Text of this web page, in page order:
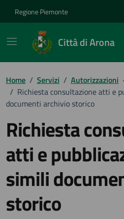
Regione Piemonte
Città di Arona
Home / Servizi / Autorizzazioni
/ Richiesta consultazione atti e
documenti archivio storico
Richiesta
atti e
simili
storico